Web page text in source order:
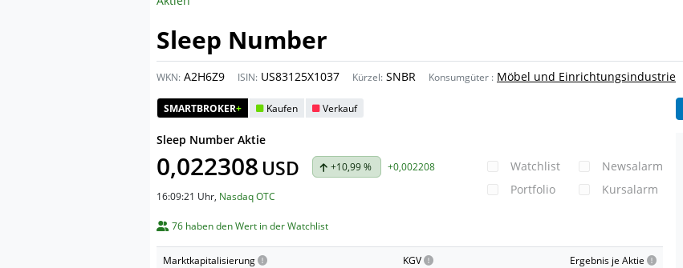
Sleep Number
WKN: A2H6Z9 ISIN: US83125X1037 Kürzel: SNBR Konsumgüter : Möbel und Einrichtungsindustrie
SMARTBROKER+ Kaufen Verkauf
Sleep Number Aktie
0,022308 USD +10,99 % +0,002208
16:09:21 Uhr, Nasdaq OTC
Watchlist
Portfolio
Newsalarm
Kursalarm
76 haben den Wert in der Watchlist
Marktkapitalisierung KGV Ergebnis je Aktie